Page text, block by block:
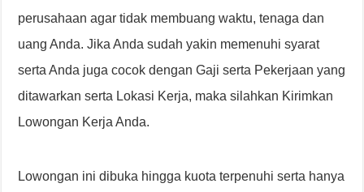
perusahaan agar tidak membuang waktu, tenaga dan
uang Anda. Jika Anda sudah yakin memenuhi syarat
serta Anda juga cocok dengan Gaji serta Pekerjaan yang
ditawarkan serta Lokasi Kerja, maka silahkan Kirimkan
Lowongan Kerja Anda.
Lowongan ini dibuka hingga kuota terpenuhi serta hanya